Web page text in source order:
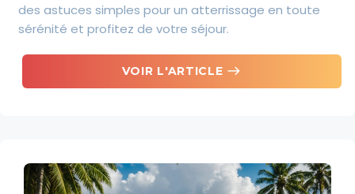
des astuces simples pour un atterrissage en toute
sérénité et profitez de votre séjour.
VOIR L'ARTICLE east